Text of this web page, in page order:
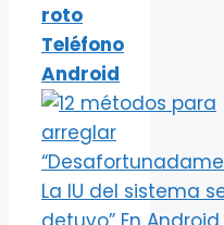
roto
Teléfono
Android